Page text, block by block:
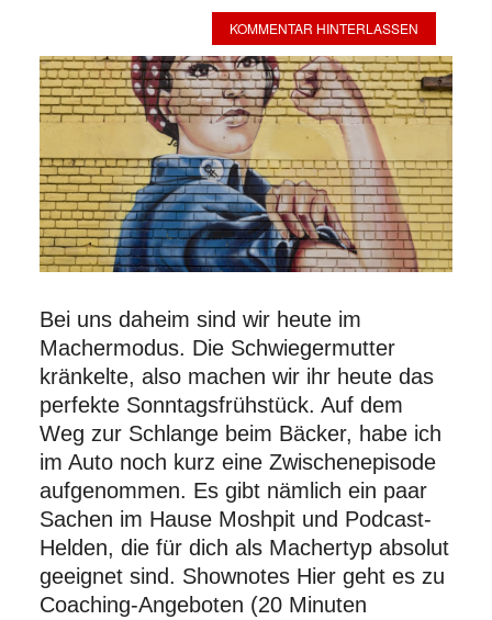
KOMMENTAR HINTERLASSEN
Bei uns daheim sind wir heute im
Machermodus. Die Schwiegermutter
kränkelte, also machen wir ihr heute das
perfekte Sonntagsfrühstück. Auf dem
Weg zur Schlange beim Bäcker, habe ich
im Auto noch kurz eine Zwischenepisode
aufgenommen. Es gibt nämlich ein paar
Sachen im Hause Moshpit und Podcast-
Helden, die für dich als Machertyp absolut
geeignet sind. Shownotes Hier geht es zu
Coaching-Angeboten (20 Minuten